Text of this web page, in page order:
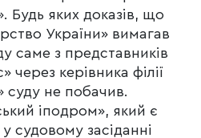
Будь яких доказів, що
України» вимагав
саме з представників
керівника філії
суду не побачив.
іподром», який є
судовому засіданні